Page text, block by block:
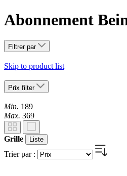
Abonnement
Filtrer par
Skip to product list
Prix filter
Min. 189
Max. 369
Grille Liste
Trier par :